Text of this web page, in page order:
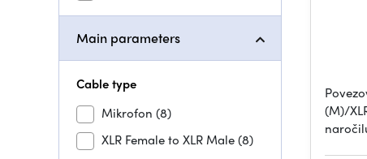
Main parameters
Cable type
Mikrofon (8)
XLR Female to XLR Male(8)
(M)/